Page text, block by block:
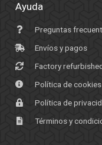
Ayuda
Preguntas
Envíos y pagos
Factory
Política de cookies
Política de
Términos y